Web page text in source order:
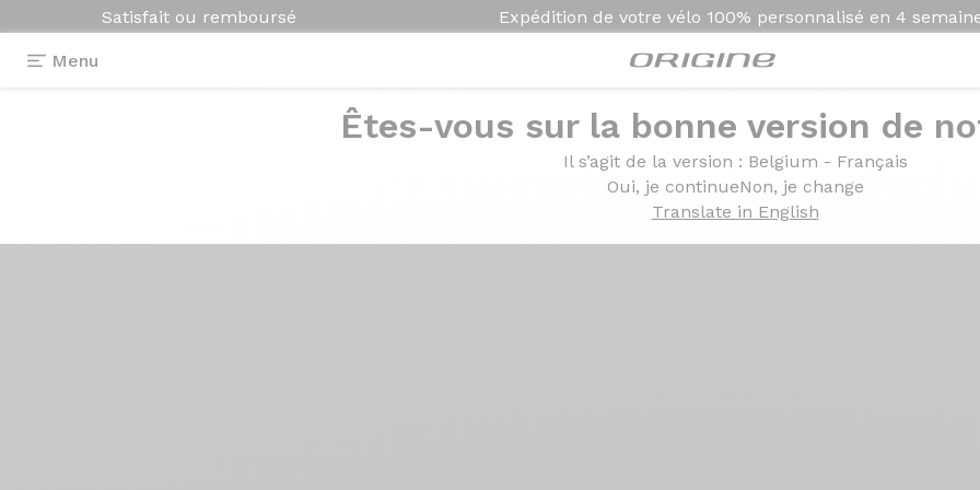
Satisfait ou remboursé Expédition de votre vélo 100% personnalisé en 4
Menu
Êtes-vous sur la bonne version de
Il s’agit de la version : Belgium - Français
Oui, je continueNon, je change
Translate in English
Présentation